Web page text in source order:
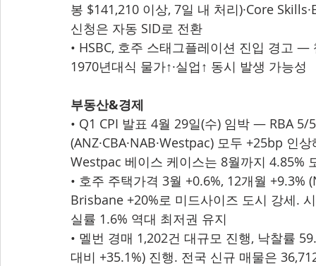
봉 $141,210 이상, 7일 내 처리)·Core
신청은 자동 SID로 전환
• HSBC, 호주 스태그플레이션 진입 경고
1970년대식 물가↑·실업↑ 동시 발생 가능성
부동산&경제
• Q1 CPI 발표 4월 29일(수) 임박 — RBA 5/
(ANZ·CBA·NAB·Westpac) 모두 +25bp 인
Westpac 베이스 케이스는 8월까지 4.85%
• 호주 주택가격 3월 +0.6%, 12개월
Brisbane +20%로 미드사이즈 도시 강세.
실률 1.6% 역대 최저권 유지
• 멜번 경매 1,202건 대규모 진행, 낙찰률
대비 +35.1%) 진행. 전국 신규 매물은